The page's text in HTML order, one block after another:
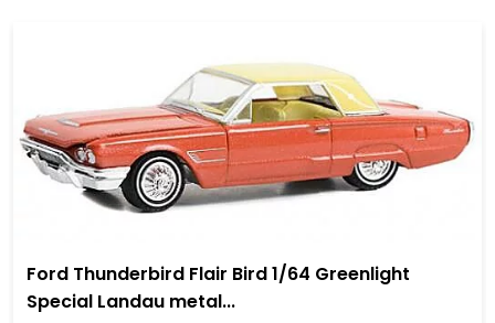
Ford Thunderbird Flair Bird 1/64 Greenlight
Special Landau metal...